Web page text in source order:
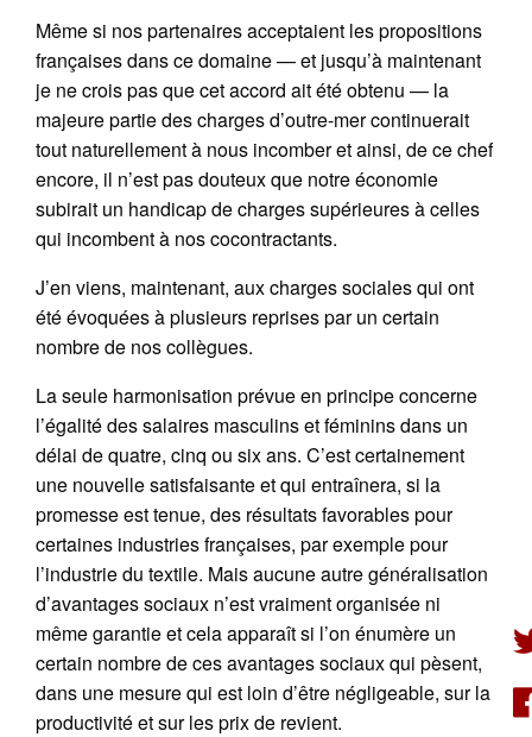
Même si nos partenaires acceptaient les propositions
françaises dans ce domaine — et jusqu’à maintenant
je ne crois pas que cet accord ait été obtenu — la
majeure partie des charges d’outre-mer continuerait
tout naturellement à nous incomber et ainsi, de ce chef
encore, il n’est pas douteux que notre économie
subirait un handicap de charges supérieures à celles
qui incombent à nos cocontractants.
J’en viens, maintenant, aux charges sociales qui ont
été évoquées à plusieurs reprises par un certain
nombre de nos collègues.
La seule harmonisation prévue en principe concerne
l’égalité des salaires masculins et féminins dans un
délai de quatre, cinq ou six ans. C’est certainement
une nouvelle satisfaisante et qui entraînera, si la
promesse est tenue, des résultats favorables pour
certaines industries françaises, par exemple pour
l’industrie du textile. Mais aucune autre généralisation
d’avantages sociaux n’est vraiment organisée ni
même garantie et cela apparaît si l’on énumère un
certain nombre de ces avantages sociaux qui pèsent,
dans une mesure qui est loin d’être négligeable, sur la
productivité et sur les prix de revient.